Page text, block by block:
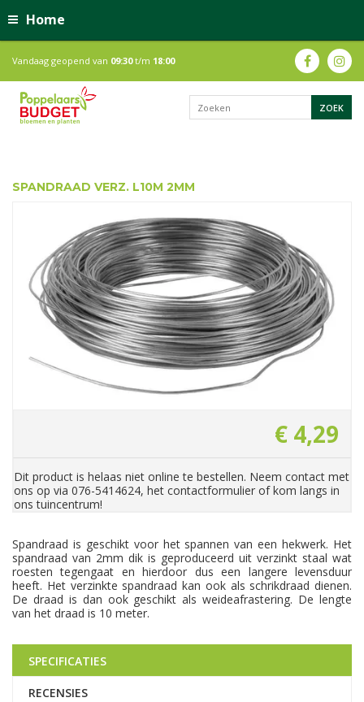
Home
Vandaag geopend van 09:30t/m 18:00
SPANDRAAD VERZ. L10M 2MM
€ 4,29
Dit product is helaas niet online te bestellen. Neem contact met
ons op via 076-5414624, het contactformulier of kom langs in
ons tuincentrum!
Spandraad is geschikt voor het spannen van een hekwerk. Het
spandraad van 2mm dik is geproduceerd uit verzinkt staal wat
roesten tegengaat en hierdoor dus een langere levensduur
heeft. Het verzinkte spandraad kan ook als schrikdraad dienen.
De draad is dan ook geschikt als weideafrastering. De lengte
van het draad is 10 meter.
SPECIFICATIES
RECENSIES